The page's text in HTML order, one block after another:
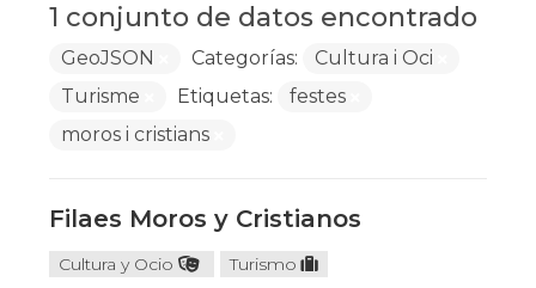
1 conjunto de datos encontrado
GeoJSON Categorías:
Cultura i Oci
Turisme
Etiquetas:
festes
moros i cristians
Filaes Moros y Cristianos
Cultura y Ocio Turismo